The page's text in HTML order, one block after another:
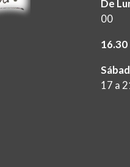
De
00
16.30
17 a